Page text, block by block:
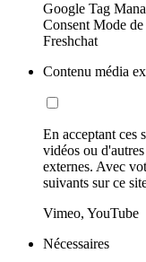
Google Tag
Consent Mode
Freshchat
Contenu média
En acceptant ces
vidéos ou
externes. Avec
suivants sur ce
Vimeo, YouTube
Nécessaires